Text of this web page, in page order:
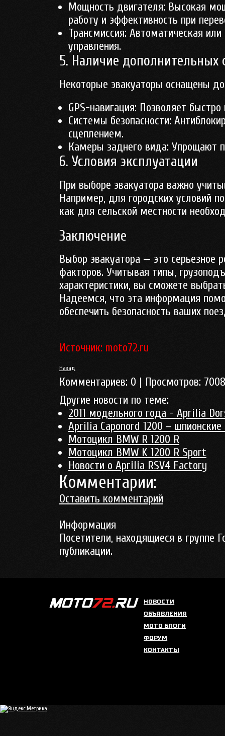
Мощность двигателя: Высокая
работу и эффективность при
Трансмиссия: Автоматическая
управления.
5. Наличие дополнительных
Некоторые эвакуаторы оснащены
GPS-навигация: Позволяет
Системы безопасности:
сцеплением.
Камеры заднего вида: Упрощают
6. Условия эксплуатации
При выборе эвакуатора важно
Например, для городских условий
как для сельской местности
Заключение
Выбор эвакуатора — это серьезное
факторов. Учитывая типы,
характеристики, вы сможете
Надеемся, что эта информация
обеспечить безопасность ваших
Источник: moto72.ru
Назад
Комментариев: 0 | Просмотров: 7008
Другие новости по теме:
2011 модельного года - Aprilia
Aprilia Caponord 1200 –
Мотоцикл BMW R 1200 R
Мотоцикл BMW K 1200 R Sport
Новости о Aprilia RSV4 Factory
Комментарии:
Оставить комментарий
Информация
Посетители, находящиеся в группе
публикации.
НОВОСТИ
ОБЪЯВЛЕНИЯ
МОТО БЛОГИ
ФОРУМ
КОНТАКТЫ